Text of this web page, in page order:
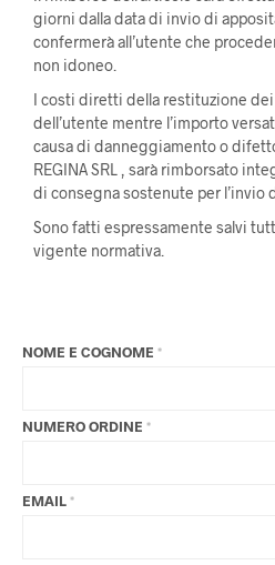
giorni dalla data di invio di
confermerà all’utente che
non idoneo.
I costi diretti della restituzione dei
dell’utente mentre l’importo
causa di danneggiamento o
REGINA SRL , sarà rimborsato
di consegna sostenute per l’invio
Sono fatti espressamente salvi
vigente normativa.
NOME E COGNOME *
NUMERO ORDINE *
EMAIL*